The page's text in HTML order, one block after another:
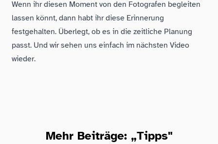
Wenn ihr diesen Moment von den Fotografen begleiten
lassen könnt, dann habt ihr diese Erinnerung
festgehalten. Überlegt, ob es in die zeitliche Planung
passt. Und wir sehen uns einfach im nächsten Video
wieder.
Mehr Beiträge: „Tipps"